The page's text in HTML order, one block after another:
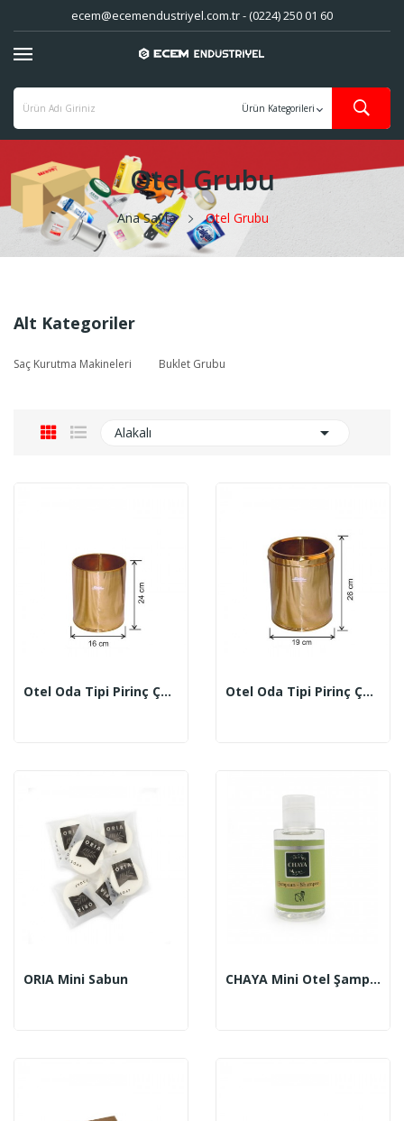
ecem@ecemendustriyel.com.tr - (0224) 250 01 60
Otel Grubu
Ana Sayfa Otel Grubu
Alt Kategoriler
Saç Kurutma Makineleri Buklet Grubu
Alakalı 
Otel Oda Tipi Pirinç Çöp Kovası 3 Lt (1438) Otel Oda Tipi Pirinç Çöp Kovası Çemberli 5 Lt...
ORIA Mini Sabun CHAYA Mini Otel Şampuanı